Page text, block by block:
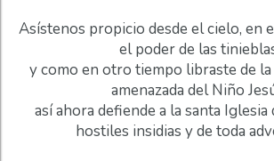
Asístenos propicio desde el cielo, en
el poder de las
y como en otro tiempo libraste de
amenazada del Niño
así ahora defiende a la santa Iglesia
hostiles insidias y de toda